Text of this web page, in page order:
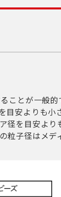
ことが一般
安よりも
を目安より
子径はメデ